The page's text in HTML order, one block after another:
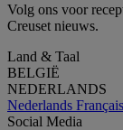
Volg ons voor
Creuset nieuws.
Land & Taal
BELGIË
NEDERLANDS
Nederlands Français
Social Media